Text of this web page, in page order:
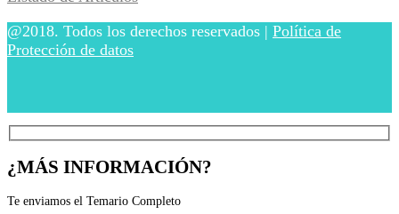
@2018. Todos los derechos reservados | Política de
Protección de datos
¿MÁS INFORMACIÓN?
Te enviamos el Temario Completo